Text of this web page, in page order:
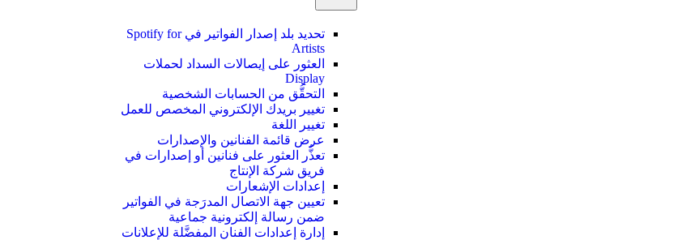
تحديد بلد إصدار الفواتير في Spotify for
Artists
العثور على إيصالات السداد لحملات
Display
التحقُّق من الحسابات الشخصية
تغيير بريدك الإلكتروني المخصص للعمل
تغيير اللغة
عرض قائمة الفنانين والإصدارات
تعذُّر العثور على فنانين أو إصدارات في
فريق شركة الإنتاج
إعدادات الإشعارات
تعيين جهة الاتصال المدرَجة في الفواتير
ضمن رسالة إلكترونية جماعية
إدارة إعدادات الفنان المفضَّلة للإعلانات